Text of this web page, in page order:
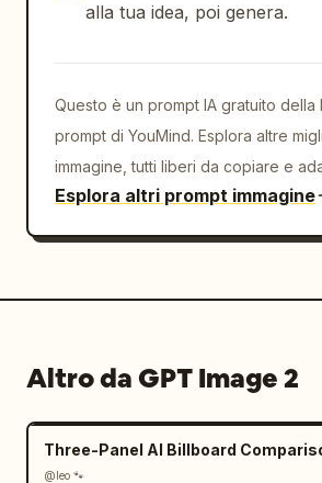
alla tua idea, poi genera.
Questo è un prompt IA gratuito della
prompt di YouMind. Esplora altre
immagine, tutti liberi da copiare e
Esplora altri prompt immagine
Altro da GPT Image 2
Three-Panel AI Billboard
@leo 🐾